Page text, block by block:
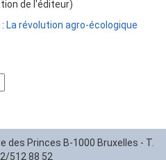
de l'éditeur)
La révolution agro-écologique
des Princes B-1000 Bruxelles - T.
512 88 52